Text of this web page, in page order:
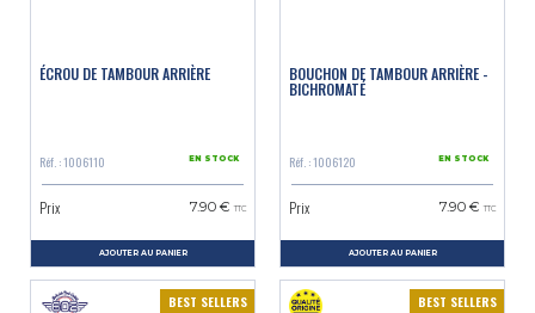
ÉCROU DE TAMBOUR ARRIÈRE
Réf. : 1006110 EN STOCK
Prix 7.90 € TTC
AJOUTER AU PANIER
BOUCHON DE TAMBOUR ARRIÈRE -
BICHROMATÉ
Réf. : 1006120 EN STOCK
Prix 7.90 € TTC
AJOUTER AU PANIER
BEST SELLERS BEST SELLERS